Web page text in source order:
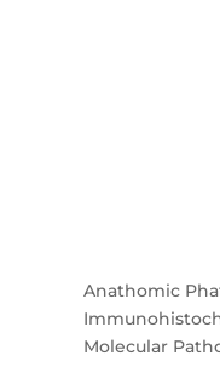
Anathomic
Molecular